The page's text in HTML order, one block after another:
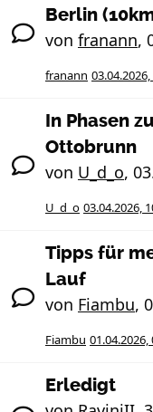
Berlin
von franann,
franann
In Phasen
Ottobrunn
von U_d_o,
U_d_o 03.04.2026,
Tipps für
Lauf
von Fiambu,
Fiambu 01.04.2026,
Erledigt